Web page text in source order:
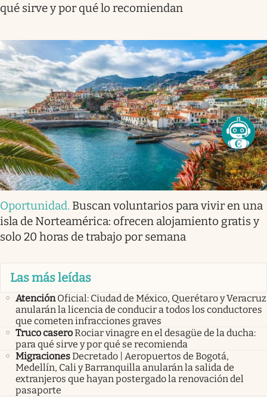
qué sirve y por qué lo recomiendan
Oportunidad. Buscan voluntarios para vivir en una
isla de Norteamérica: ofrecen alojamiento gratis y
solo 20 horas de trabajo por semana
Las más leídas
Atención Oficial: Ciudad de México, Querétaro y Veracruz
anularán la licencia de conducir a todos los conductores
que cometen infracciones graves
Truco caseroRociar vinagre en el desagüe de la ducha:
para qué sirve y por qué se recomienda
MigracionesDecretado | Aeropuertos de Bogotá,
Medellín, Cali y Barranquilla anularán la salida de
extranjeros que hayan postergado la renovación del
pasaporte